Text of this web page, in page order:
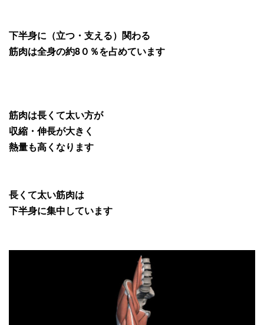
下半身に（立つ・支える）関わる
筋肉は全身の約8０％を占めています
筋肉は長くて太い方が
収縮・伸長が大きく
熱量も高くなります
長くて太い筋肉は
下半身に集中しています